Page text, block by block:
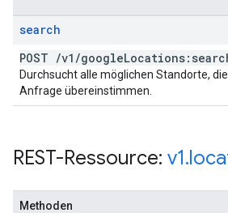
search
POST /v1 /google
Durchsucht alle möglichen Standorte,
Anfrage übereinstimmen.
REST-Ressource: v1.
Methoden